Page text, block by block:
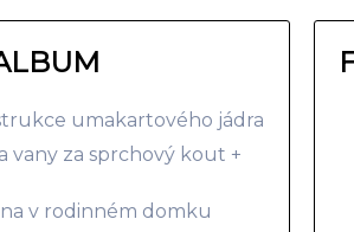
umakartového jádra
vany za sprchový kout +
v rodinném domku